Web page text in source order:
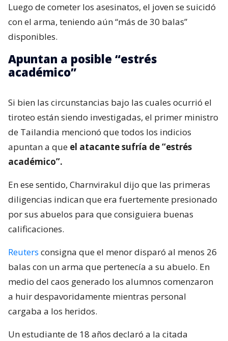
Luego de cometer los asesinatos, el joven se suicidó
con el arma, teniendo aún “más de 30 balas”
disponibles.
Apuntan a posible “estrés
académico”
Si bien las circunstancias bajo las cuales ocurrió el
tiroteo están siendo investigadas, el primer ministro
de Tailandia mencionó que todos los indicios
apuntan a que el atacante sufría de “estrés
académico”.
En ese sentido, Charnvirakul dijo que las primeras
diligencias indican que era fuertemente presionado
por sus abuelos para que consiguiera buenas
calificaciones.
Reuters consigna que el menor disparó al menos 26
balas con un arma que pertenecía a su abuelo. En
medio del caos generado los alumnos comenzaron
a huir despavoridamente mientras personal
cargaba a los heridos.
Un estudiante de 18 años declaró a la citada